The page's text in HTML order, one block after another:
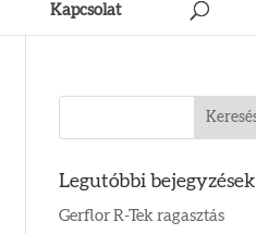
Kapcsolat
Legutóbbi bejegyzések
Gerflor R-Tek ragasztás